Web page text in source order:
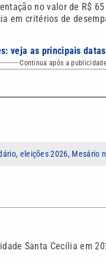
no valor de R$
em critérios de
veja as principais
Continua após a
, eleições 2026, Mesário
Santa Cecília em